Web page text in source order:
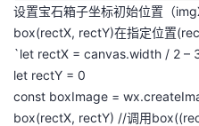
设置宝石箱子坐标初始位置（
box(rectX, rectY)在指定位置
`let rectX = canvas.width / 2 –
let rectY = 0
const boxImage =
box(rectX, rectY) //调用